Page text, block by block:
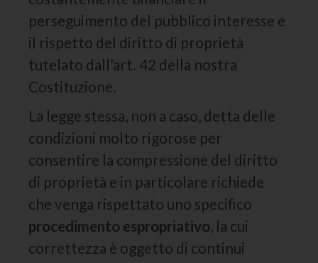
perseguimento del pubblico interesse e
il rispetto del diritto di proprietà
tutelato dall’art. 42 della nostra
Costituzione.
La legge stessa, non a caso, detta delle
condizioni molto rigorose per
consentire la compressione del diritto
di proprietà e in particolare richiede
che venga rispettato uno specifico
procedimento espropriativo, la cui
correttezza è oggetto di continui